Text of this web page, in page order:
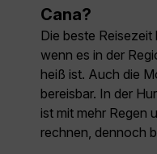
Cana?
Die beste
wenn es in der
heiß ist. Auch die
bereisbar. In der
ist mit mehr Regen
rechnen, dennoch